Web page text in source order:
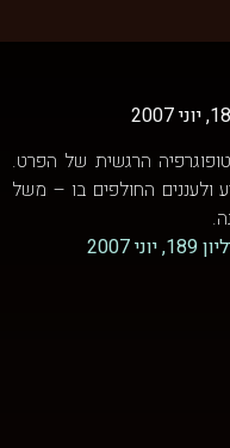
הרגשית של הפרט.
ולעננים החולפים בו – משל